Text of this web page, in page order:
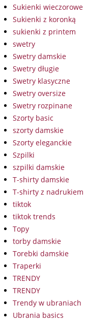
Sukienki wieczorowe
Sukienki z koronką
sukienki z printem
swetry
Swetry damskie
Swetry długie
Swetry klasyczne
Swetry oversize
Swetry rozpinane
Szorty basic
szorty damskie
Szorty eleganckie
Szpilki
szpilki damskie
T-shirty damskie
T-shirty z nadrukiem
tiktok
tiktok trends
Topy
torby damskie
Torebki damskie
Traperki
TRENDY
TRENDY
Trendy w ubraniach
Ubrania basics